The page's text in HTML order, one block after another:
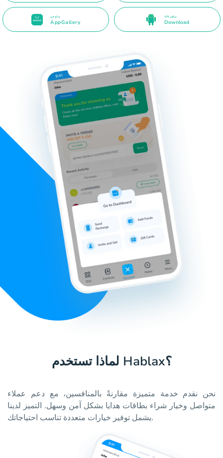
متاح في
AppGallery
APK مباشر
Download
لماذا تستخدم Hablax؟
نحن نقدم خدمة متميزة مقارنةً بالمنافسين، مع دعم عملاء
متواصل وخيار شراء بطاقات هدايا بشكل آمن وسهل. التميز لدينا
يشمل توفير خيارات متعددة تناسب احتياجاتك.